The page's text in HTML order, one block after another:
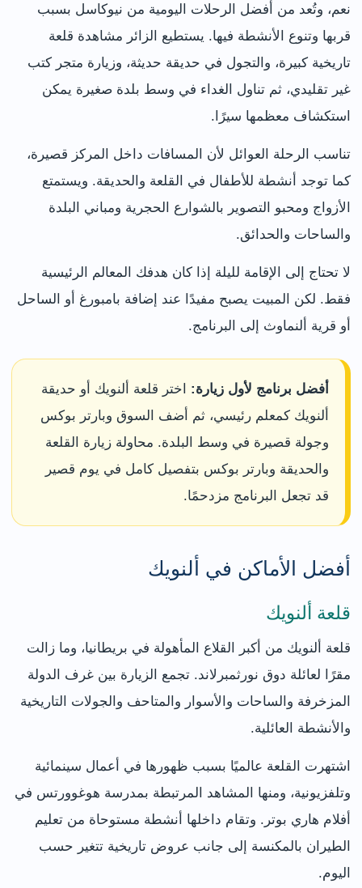
نعم، وتُعد من أفضل الرحلات اليومية من نيوكاسل بسبب
قربها وتنوع الأنشطة فيها. يستطيع الزائر مشاهدة قلعة
تاريخية كبيرة، والتجول في حديقة حديثة، وزيارة متجر كتب
غير تقليدي، ثم تناول الغداء في وسط بلدة صغيرة يمكن
استكشاف معظمها سيرًا.
تناسب الرحلة العوائل لأن المسافات داخل المركز قصيرة،
كما توجد أنشطة للأطفال في القلعة والحديقة. ويستمتع
الأزواج ومحبو التصوير بالشوارع الحجرية ومباني البلدة
والساحات والحدائق.
لا تحتاج إلى الإقامة لليلة إذا كان هدفك المعالم الرئيسية
فقط. لكن المبيت يصبح مفيدًا عند إضافة بامبورغ أو الساحل
أو قرية ألنماوث إلى البرنامج.
أفضل برنامج لأول زيارة: اختر قلعة ألنويك أو حديقة
ألنويك كمعلم رئيسي، ثم أضف السوق وبارتر بوكس
وجولة قصيرة في وسط البلدة. محاولة زيارة القلعة
والحديقة وبارتر بوكس بتفصيل كامل في يوم قصير
قد تجعل البرنامج مزدحمًا.
أفضل الأماكن في ألنويك
قلعة ألنويك
قلعة ألنويك من أكبر القلاع المأهولة في بريطانيا، وما زالت
مقرًا لعائلة دوق نورثمبرلاند. تجمع الزيارة بين غرف الدولة
المزخرفة والساحات والأسوار والمتاحف والجولات التاريخية
والأنشطة العائلية.
اشتهرت القلعة عالميًا بسبب ظهورها في أعمال سينمائية
وتلفزيونية، ومنها المشاهد المرتبطة بمدرسة هوغوورتس في
أفلام هاري بوتر. وتقام داخلها أنشطة مستوحاة من تعليم
الطيران بالمكنسة إلى جانب عروض تاريخية تتغير حسب
اليوم.